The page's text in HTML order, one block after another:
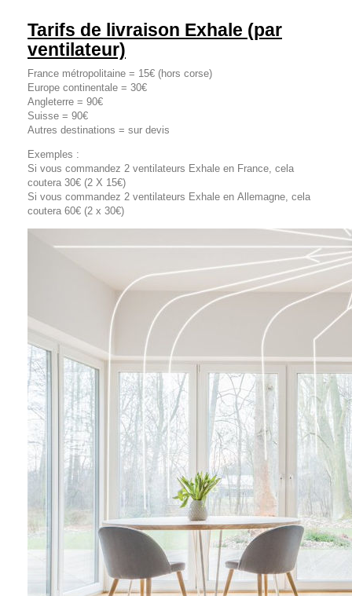
Tarifs de livraison Exhale (par
ventilateur)
France métropolitaine = 15€ (hors corse)
Europe continentale = 30€
Angleterre = 90€
Suisse = 90€
Autres destinations = sur devis
Exemples :
Si vous commandez 2 ventilateurs Exhale en France, cela
coutera 30€ (2 X 15€)
Si vous commandez 2 ventilateurs Exhale en Allemagne, cela
coutera 60€ (2 x 30€)